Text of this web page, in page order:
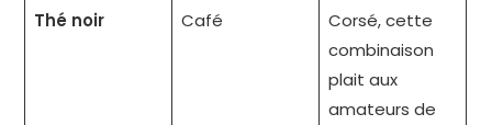
Thé noir
Café
Corsé, cette
combinaison
plait aux
amateurs de